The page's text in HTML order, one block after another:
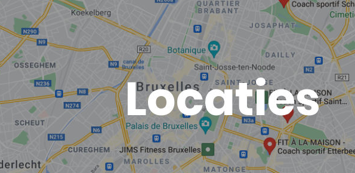
Locaties